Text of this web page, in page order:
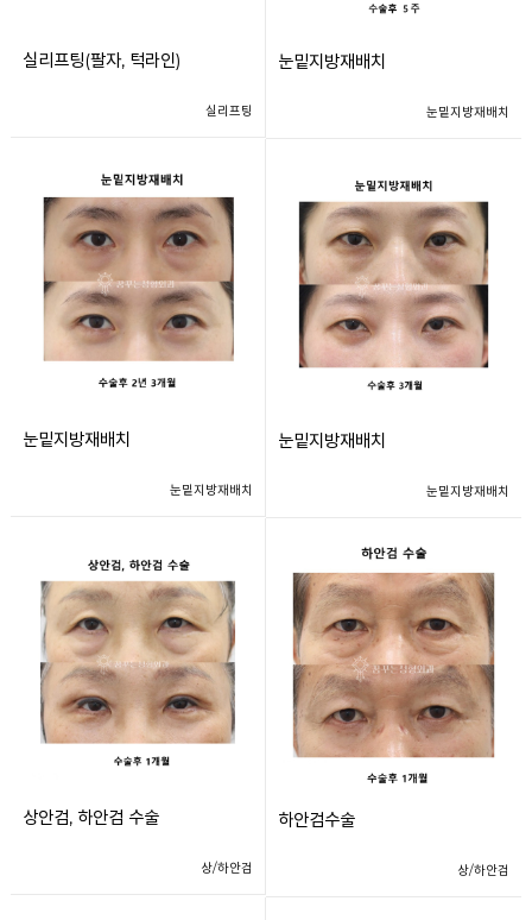
실리프팅(팔자, 턱라인)
실리프팅
눈밑지방재배치
눈밑지방재배치
눈밑지방재배치
눈밑지방재배치
눈밑지방재배치
눈밑지방재배치
상안검, 하안검 수술
상/하안검
하안검수술
상/하안검